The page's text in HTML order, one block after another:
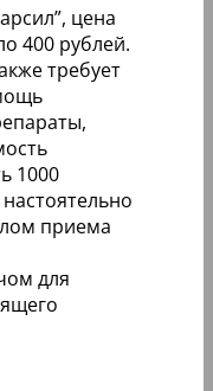
цена
400 рублей.
требует
1000
приема
для